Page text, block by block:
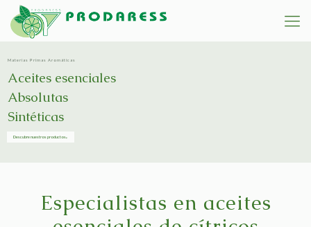
Materias Primas Aromáticas
Aceites esenciales
Absolutas
Sintéticas
Descubre nuestros productos
Especialistas en aceites